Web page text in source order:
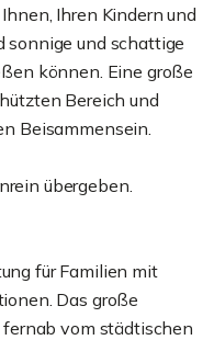
Ihren Kindern und
sonnige und schattige
können. Eine große
Bereich und
Beisammensein.
übergeben.
für Familien mit
Das große
vom städtischen